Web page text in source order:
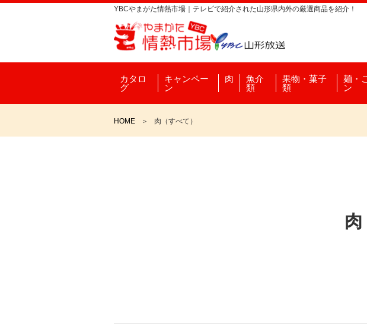
YBCやまがた情熱市場｜テレビで紹介された山形県内外の厳選商品を紹介！
カタロ
グ
キャンペー
ン
肉
魚介
類
果物・菓子
類
麺・
ン
HOME 肉（すべて）
肉